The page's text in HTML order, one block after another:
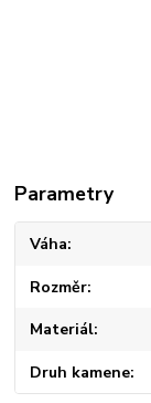
Parametry
Váha
Rozměr
Materiál
Druh kamene